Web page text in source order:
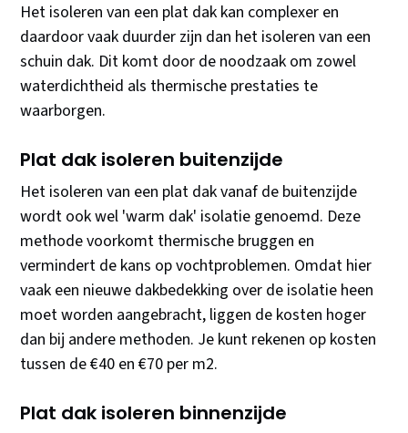
Het isoleren van een plat dak kan complexer en
daardoor vaak duurder zijn dan het isoleren van een
schuin dak. Dit komt door de noodzaak om zowel
waterdichtheid als thermische prestaties te
waarborgen.
Plat dak isoleren buitenzijde
Het isoleren van een plat dak vanaf de buitenzijde
wordt ook wel 'warm dak' isolatie genoemd. Deze
methode voorkomt thermische bruggen en
vermindert de kans op vochtproblemen. Omdat hier
vaak een nieuwe dakbedekking over de isolatie heen
moet worden aangebracht, liggen de kosten hoger
dan bij andere methoden. Je kunt rekenen op kosten
tussen de €40 en €70 per m2.
Plat dak isoleren binnenzijde